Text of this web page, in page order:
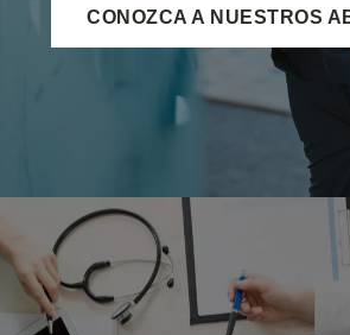
CONOZCA A NUESTROS